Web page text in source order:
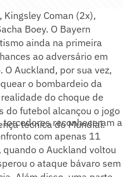
Kingsley Coman (2x),
Boey. O Bayern
ainda na primeira
ao adversário em
O Auckland, por sua vez,
o bombardeio da
do choque de
do futebol alcançou o jogo
técnica do Mundial.
reconheceram a
com apenas 11
quando o Auckland voltou
o ataque bávaro sem